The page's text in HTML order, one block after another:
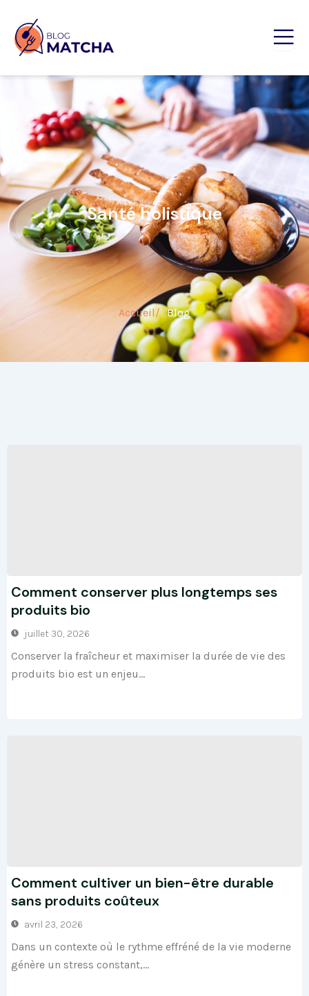
Santé holistique
Accueil/ Blog
Comment conserver plus longtemps ses
produits bio
juillet 30, 2026
Conserver la fraîcheur et maximiser la durée de vie des
produits bio est un enjeu...
Comment cultiver un bien-être durable
sans produits coûteux
avril 23, 2026
Dans un contexte où le rythme effréné de la vie moderne
génère un stress constant,...